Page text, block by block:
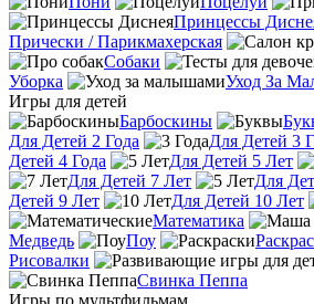
Принцессы
Прически / Парикмахерская
Собаки
Уборка
Уход За
Игры для детей
Барбоскины
Для Детей 2 Года
Для Детей 3
Детей 4 Года
Для Детей 5 Лет
Для Детей 7 Лет
Для
Детей 9 Лет
Для Детей 10 Лет
Математика
Медведь
Поу
Рисовалки
Свинка Пеппа
Игры по мультфильмам